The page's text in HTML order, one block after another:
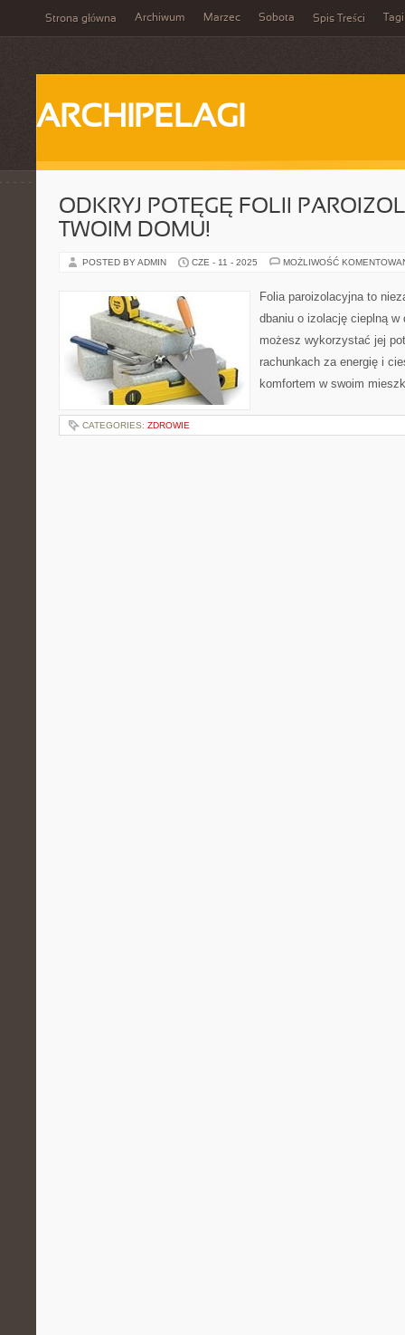
Strona główna Archiwum Marzec Sobota Spis Treści Tagi
ARCHIPELAGI
ODKRYJ POTĘGĘ FOLII
TWOIM DOMU!
POSTED BY ADMIN CZE - 11 - 2025 MOŻLIWOŚĆ
Folia paroizolacyjna to
dbaniu o izolację cieplną
możesz wykorzystać jej
rachunkach za energię i
komfortem w swoim
CATEGORIES: ZDROWIE